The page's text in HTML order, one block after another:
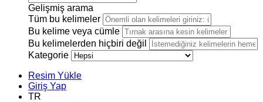
Gelişmiş arama
Tüm bu kelimeler
Bu kelime veya cümle
Bu kelimelerden hiçbiri değil
Kategorie
Resim Yükle
Giriş Yap
TR